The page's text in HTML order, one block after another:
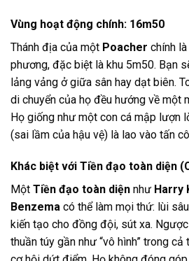
Vùng hoạt động chính: 16m50
Thánh địa của một Poacher chính
phương, đặc biệt là khu 5m50. Bạn
lảng vảng ở giữa sân hay dạt biên.
di chuyển của họ đều hướng về một
Họ giống như một con cá mập lượn
(sai lầm của hậu vệ) là lao vào tấn
Khác biệt với Tiền đạo toàn diện
Một Tiền đạo toàn diện như Harry
Benzema có thể làm mọi thứ: lùi
kiến tạo cho đồng đội, sút xa.
thuần túy gần như “vô hình” trong